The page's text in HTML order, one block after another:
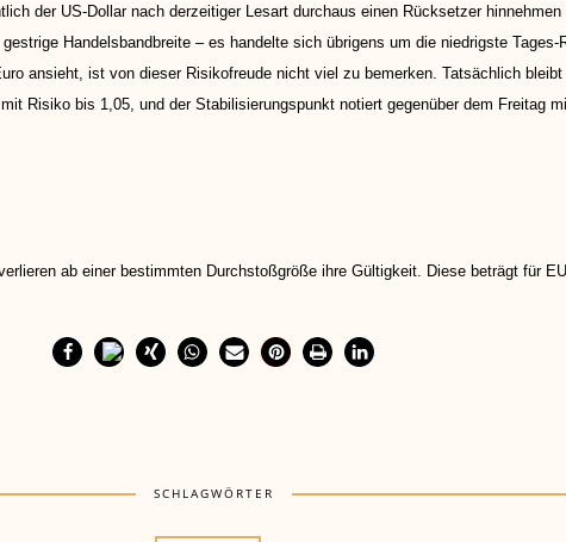
der US-Dollar nach derzeitiger Lesart durchaus einen Rücksetzer hinnehmen
Handelsbandbreite – es handelte sich übrigens um die niedrigste Tages-
ansieht, ist von dieser Risikofreude nicht viel zu bemerken. Tatsächlich bleibt
Risiko bis 1,05, und der Stabilisierungspunkt notiert gegenüber dem Freitag
ab einer bestimmten Durchstoßgröße ihre Gültigkeit. Diese beträgt für
SCHLAGWÖRTER